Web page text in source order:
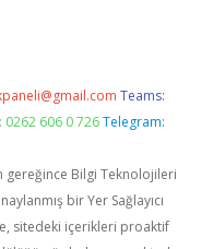
Teams:
606 0 726 Telegram:
gereğince Bilgi Teknolojileri
bir Yer Sağlayıcı
sitedeki içerikleri proaktif